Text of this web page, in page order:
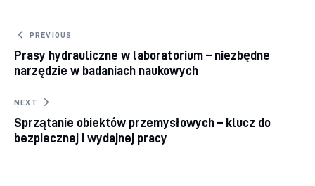
Nawigacja wpisu
PREVIOUS
Prasy hydrauliczne w laboratorium – niezbędne
narzędzie w badaniach naukowych
NEXT
Sprzątanie obiektów przemysłowych – klucz do
bezpiecznej i wydajnej pracy